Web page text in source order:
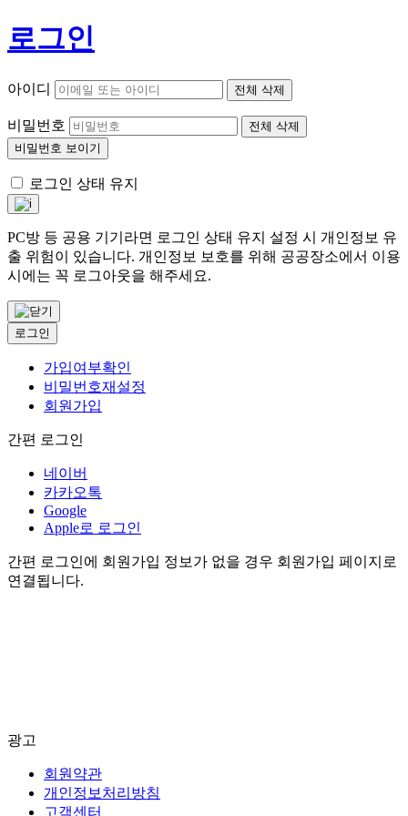
로그인
아이디 전체 삭제
비밀번호
전체 삭제
비밀번호 보이기
로그인 상태 유지
PC방 등 공용 기기라면 로그인 상태 유지 설정 시 개인정보 유
출 위험이 있습니다. 개인정보 보호를 위해 공공장소에서 이용
시에는 꼭 로그아웃을 해주세요.
로그인
가입여부확인
비밀번호재설정
회원가입
간편 로그인
네이버
카카오톡
Google
Apple로 로그인
간편 로그인에 회원가입 정보가 없을 경우 회원가입 페이지로
연결됩니다.
광고
회원약관
개인정보처리방침
고객센터